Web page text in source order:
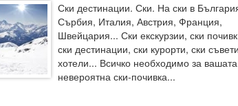
Ски дестинации. Ски. На ски в
Сърбия, Италия, Австрия, Франция,
Швейцария... Ски екскурзии, ски
ски дестинации, ски курорти, ски
хотели... Всичко необходимо за вашата
невероятна ски-почивка...